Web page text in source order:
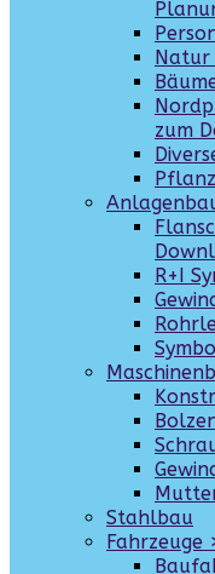
Natur
zum
R+I
Stahlbau
Fahrzeuge